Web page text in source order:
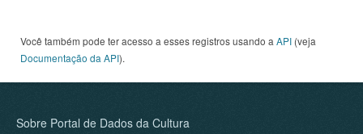
Você também pode ter acesso a esses registros usando a API (veja
Documentação da API).
Sobre Portal de Dados da Cultura